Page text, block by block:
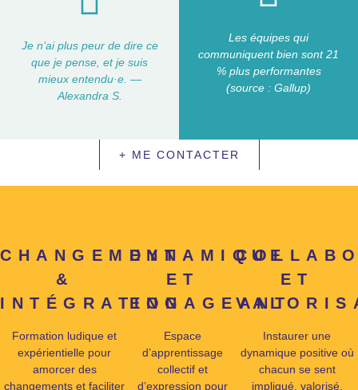
Je n’ai plus peur de dire ce
que je pense, et je suis
mieux entendu·e. —
Alexandra S.
Les équipes qui
communiquent bien sont 21
% plus performantes
(source : Gallup)
+ ME CONTACTER
CHANGEMENT
&
INTÉGRATION
Formation ludique et
expérientielle pour
amorcer des
changements et faciliter
DYNAMIQUE
ET
ENGAGEANT
Espace
d’apprentissage
collectif et
d’expression pour
ET
Instaurer une
dynamique positive où
chacun se sent
impliqué, valorisé.